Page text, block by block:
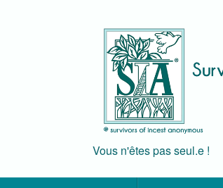
Vous n'êtes pas seul.e !